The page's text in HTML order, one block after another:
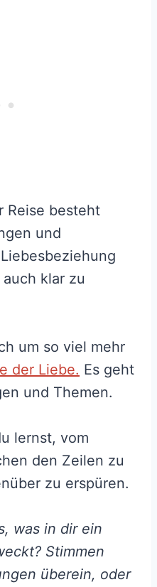
Reise besteht
und
klar zu
um so viel mehr
der Liebe. Es geht
und Themen.
lernst, vom
den Zeilen zu
zu erspüren.
was in dir ein
Stimmen
überein, oder